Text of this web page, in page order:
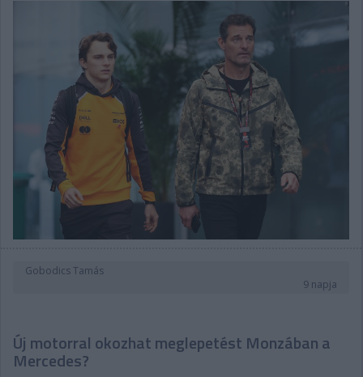
Gobodics Tamás
9 napja
Új motorral okozhat meglepetést Monzában a
Mercedes?